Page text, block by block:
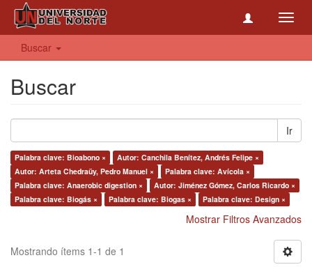
Buscar
Buscar
Ir
Palabra clave: Bioabono ×
Autor: Canchila Benítez, Andrés Felipe ×
Autor: Arteta Chedraüy, Pedro Manuel ×
Palabra clave: Avícola ×
Palabra clave: Anaerobic digestion ×
Autor: Jiménez Gómez, Carlos Ricardo ×
Palabra clave: Biogás ×
Palabra clave: Biogas × Palabra clave: Design ×
Mostrar Filtros Avanzados
Mostrando ítems 1-1 de 1